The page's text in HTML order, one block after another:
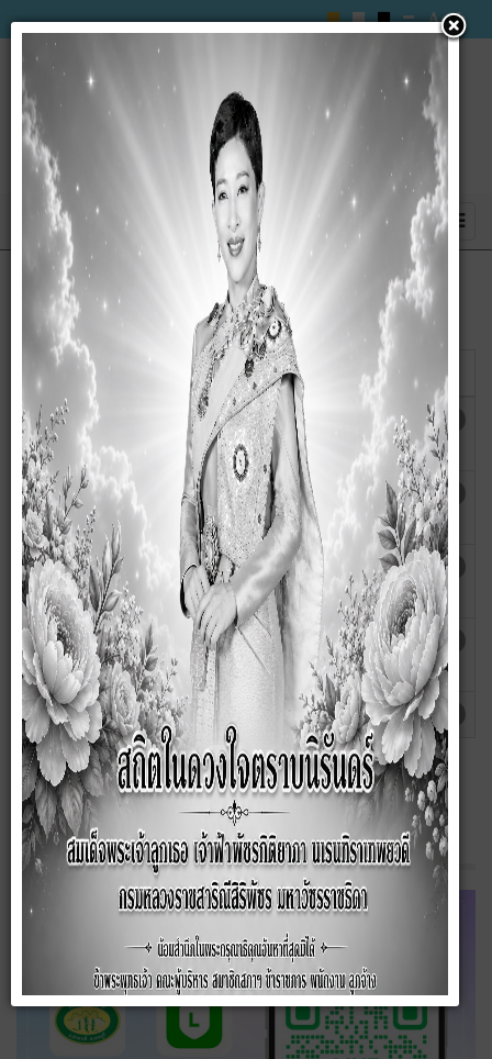
แสดง
ชื่อ
ประกาศองค์การบริหารส่วนตำบลซับสมบูรณ์ เรื่อง
ประกาศใช้แผนอัตรากำลัง 3 ปี
ฮิต: 2957
แผนพัฒนาบุคลากร ประจำปีงบประมาณ พ.ศ. 2564-
2566
ฮิต: 3569
แผนอัตรากำลัง 3 ปี งบประมาณ พ.ศ. 2564 -
2566
ฮิต: 3283
แผนการพัฒนาพนักงานส่วนตำบลประจำปีงบประมาณ
(พ.ศ. ๒๕๖๑ – ๒๕๖๓)
ฮิต: 3497
แผนอัตรากำลัง 3 ปี พ.ศ. 2561-2563 ฮิต: 4498
Line OA ของ อบต.